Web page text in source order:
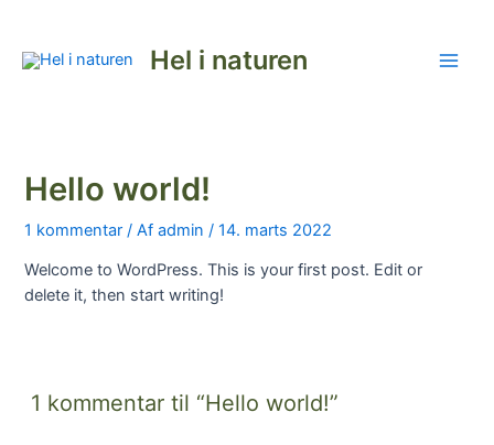
indholdet
Hel i naturen
Hello world!
1 kommentar / Afadmin/14. marts 2022
Welcome to WordPress. This is your first post. Edit or
delete it, then start writing!
1 kommentar til “Hello world!”